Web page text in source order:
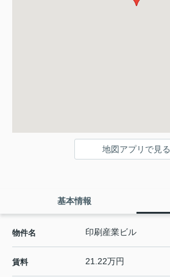
地図アプリで見る
基本情報
物件名 印刷産業ビル
賃料 21.22万円